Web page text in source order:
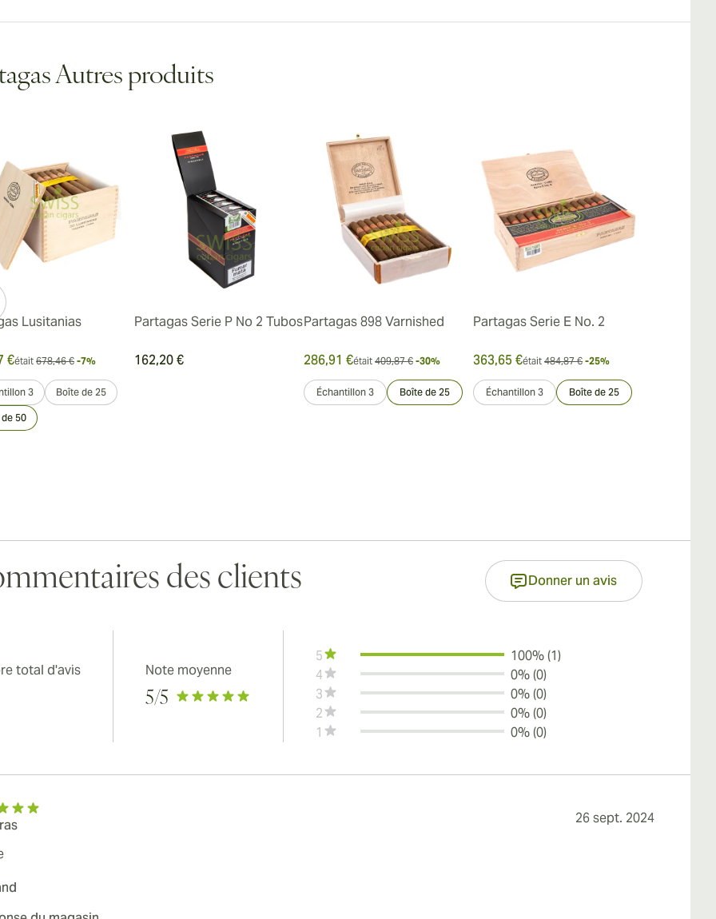
Autres produits
Lusitanias
€était 678,46 € -7%
3 Boîte de 25
50
Partagas Serie P No 2 Tubos
162,20 €
Partagas 898 Varnished
286,91 €était 409,87 € -30%
Échantillon 3 Boîte de 25
Partagas Serie E No. 2
363,65 €était 484,87 € -25%
Échantillon 3 Boîte de 25
des clients Donner un avis
total d'avis Note moyenne
5/5
5
100% (1)
4
0% (0)
3
0% (0)
2
0% (0)
1
0% (0)
26 sept. 2024